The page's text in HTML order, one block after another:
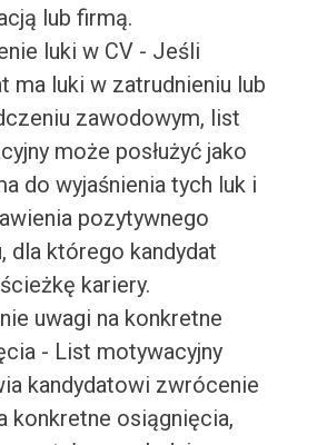
lub firmą.
luki w CV - Jeśli
ma luki w zatrudnieniu lub
zawodowym, list
może posłużyć jako
do wyjaśnienia tych luk i
pozytywnego
dla którego kandydat
kariery.
uwagi na konkretne
- List motywacyjny
kandydatowi zwrócenie
konkretne osiągnięcia,